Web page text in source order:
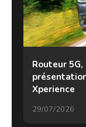
Routeur
Xperience
29/07/2026